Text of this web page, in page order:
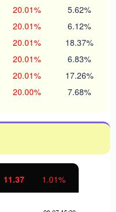
20.01% 5.62%
20.01% 6.12%
20.01% 18.37%
20.01% 6.83%
20.01% 17.26%
20.00% 7.68%
11.37 1.01%